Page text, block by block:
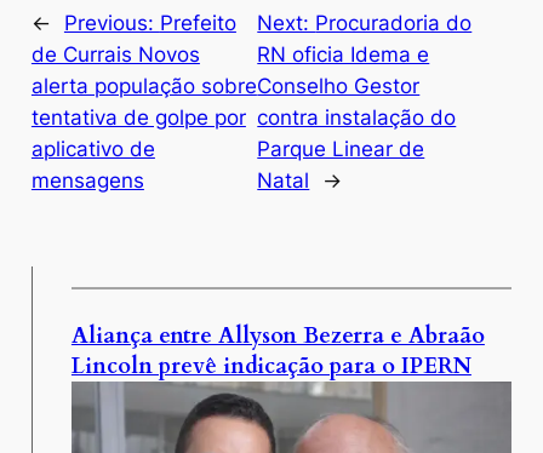
← Previous: Prefeito
de Currais Novos
alerta população sobre
tentativa de golpe por
aplicativo de
mensagens
Next: Procuradoria do
RN oficia Idema e
Conselho Gestor
contra instalação do
Parque Linear de
Natal
→
Aliança entre Allyson Bezerra e Abraão
Lincoln prevê indicação para o IPERN